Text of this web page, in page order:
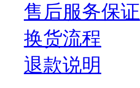
售后服务保证
换货流程
退款说明